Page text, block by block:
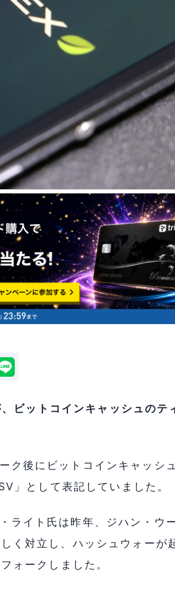
ビットコインキャッシュのテ
ク後にビットコインキャッシ
」として表記していました。
ライト氏は昨年、ジハン・ウ
く対立し、ハッシュウォーが
ォークしました。